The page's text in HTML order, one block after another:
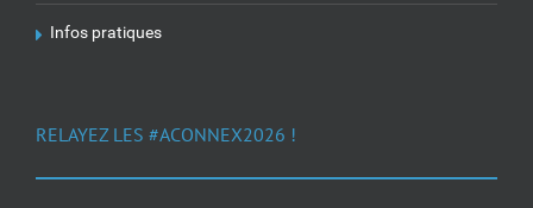
Infos pratiques
RELAYEZ LES #ACONNEX2026 !